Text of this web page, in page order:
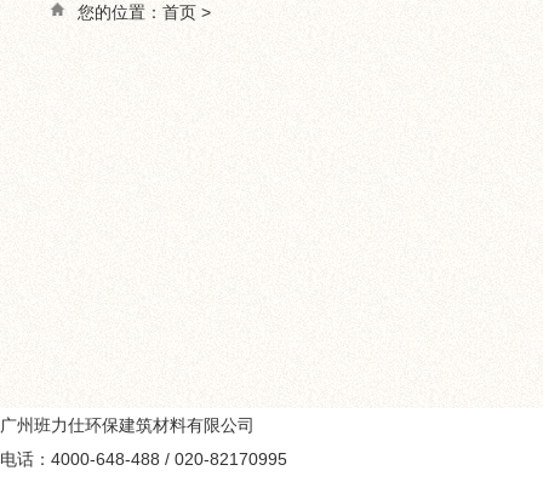
您的位置： 首页 >
广州班力仕环保建筑材料有限公司
电话：4000-648-488 / 020-82170995